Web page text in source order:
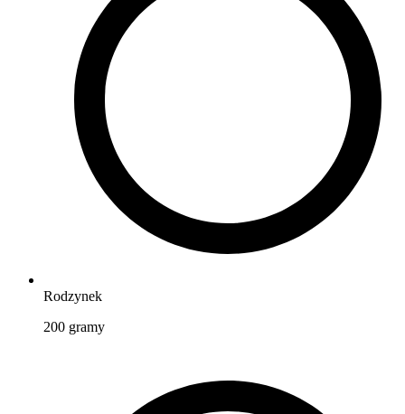
Rodzynek
200 gramy